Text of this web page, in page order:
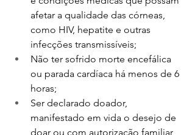
afetar a qualidade das córneas,
como HIV, hepatite e outras
infecções transmissíveis;
Não ter sofrido morte encefálica
ou parada cardíaca há menos de 6
horas;
Ser declarado doador,
manifestado em vida o desejo de
doar ou com autorização familiar